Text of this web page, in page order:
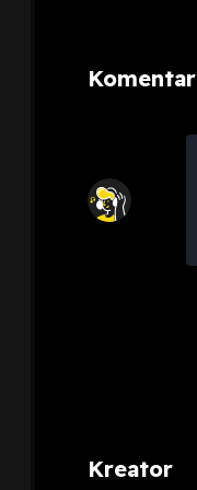
Komentar
Kreator